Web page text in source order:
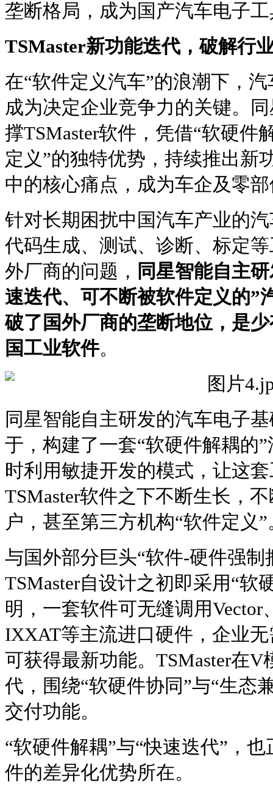
垄断格局，成为国产汽车电子
TSMaster新功能迭代，破解行
在“软件定义汽车”的浪潮下，
成为决定企业竞争力的关键。
撑TSMaster软件，凭借“软硬件
定义”的独特优势，持续推出新
中的核心痛点，成为车企及零
针对长期困扰中国汽车产业的
代码生成、测试、诊断、标定
外厂商的问题， 同星智能自主
速迭代、可不断被软件定义的”
破了国外厂商的垄断地位，是
国工业软件。
同星智能自主研发的汽车电子
于，构建了一套“软硬件解耦的
时利用敏捷开发的模式，让这
TSMaster软件之下不断生长，
户，甚至第三方机构“软件定义”
与国外部分巨头“软件-硬件强制
TSMaster自设计之初即采用“软
明，一套软件可无缝调用Vector
IXXAT等主流进口硬件，企业
可获得最新功能。TSMaster在
代，围绕“软硬件协同”与“生态
交付功能。
“软硬件解耦”与“快速迭代”，
件的差异化优势所在。